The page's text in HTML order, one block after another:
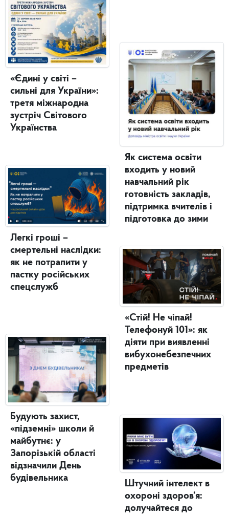
«Єдині у світі –
сильні для України»:
третя міжнародна
зустріч Світового
Українства
Легкі гроші –
смертельні наслідки:
як не потрапити у
пастку російських
спецслужб
Будують захист,
«підземні» школи й
майбутнє: у
Запорізькій області
відзначили День
будівельника
Як система освіти
входить у новий
навчальний рік
готовність закладів,
підтримка вчителів і
підготовка до зими
«Стій! Не чіпай!
Телефонуй 101»: як
діяти при виявленні
вибухонебезпечних
предметів
Штучний інтелект в
охороні здоров’я:
долучайтеся до